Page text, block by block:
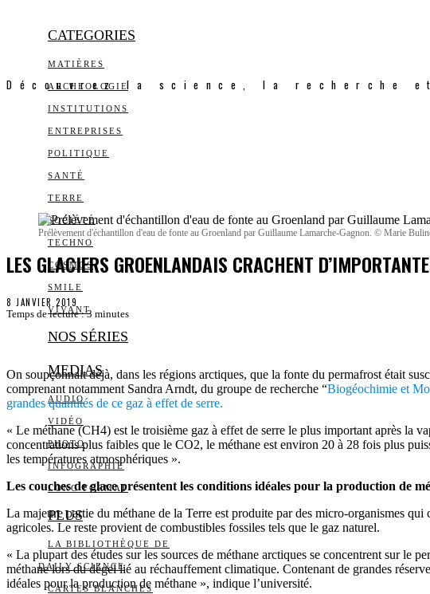
CATEGORIES
MATIÈRES
ARCHEOLOGIE
INSTITUTIONS
ENTREPRISES
POLITIQUE
SANTÉ
TERRE
SOCIÉTÉ
TECHNO
COSMOS
SMILE
VIVANT
NOS SÉRIES
MEDIAS
AUDIO
VIDÉO
PHOTO
INFOGRAPHIE
LONG FORMAT
PLUS
LA BIBLIOTHÈQUE DE
DAILY SCIENCE
CARTES BLANCHES
Découvrez la science, la recherche
Prélèvement d'échantillon d'eau de fonte au Groenland par Guillaume Lamarche-Gagnon. © Marie
LES GLACIERS GROENLANDAIS CRACHENT
8 JANVIER 2019
Temps de lecture :3 minutes
On soupçonnait déjà, dans les régions arctiques, que la fonte du permafrost était
comprenant notamment Sandra Arndt, du groupe de recherche “Biogéochimie et
grandes quantités de ce gaz à effet de serre.
« Le méthane (CH4) est le troisième gaz à effet de serre le plus important après la
concentrations plus faibles que le CO2, le méthane est environ 20 à 28 fois plus
les températures atmosphériques ».
Les couches de glace présentent les conditions idéales pour la production de
La majeure partie du méthane de la Terre est produite par des micro-organismes
agricoles. Le reste provient de combustibles fossiles tels que le gaz naturel.
« La plupart des études sur les sources de méthane arctiques se concentrent sur le
méthane lors du dégel lié au réchauffement climatique. Contenant de grandes
idéales pour la production de méthane », indique l’université.